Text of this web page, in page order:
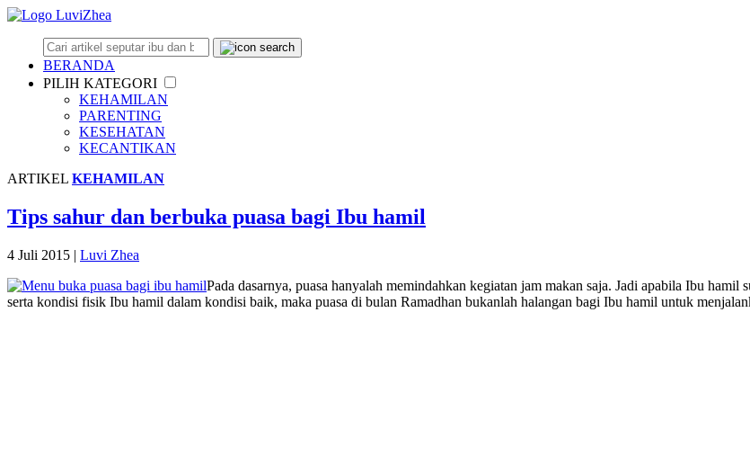
BERANDA
PILIH KATEGORI
KEHAMILAN
PARENTING
KESEHATAN
KECANTIKAN
ARTIKEL KEHAMILAN
Tips sahur dan berbuka puasa bagi Ibu hamil
4 Juli 2015 | Luvi Zhea
Pada dasarnya, puasa hanyalah memindahkan kegiatan jam makan saja. Jadi apabila Ibu
serta kondisi fisik Ibu hamil dalam kondisi baik, maka puasa di bulan Ramadhan bukanlah halangan bagi Ibu hamil untuk